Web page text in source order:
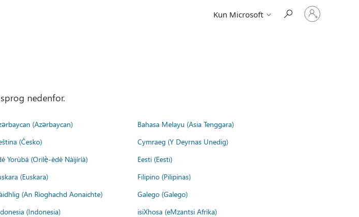
Kun Microsoft
Log
på
din
nedenfor.
(Azərbaycan)
Bahasa Melayu (Asia Tenggara)
(Česko)
Cymraeg (Y Deyrnas Unedig)
Yorùbá (Orilẹ̀-èdè Nàìjíríà)
Eesti (Eesti)
(Euskara)
Filipino (Pilipinas)
(An Rìoghachd Aonaichte)
Galego (Galego)
(Indonesia)
isiXhosa (eMzantsi Afrika)